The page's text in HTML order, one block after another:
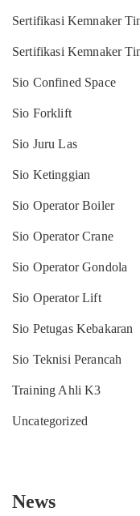
Sertifikasi Kemnaker
Sertifikasi Kemnaker
Sio Confined Space
Sio Forklift
Sio Juru Las
Sio Ketinggian
Sio Operator Boiler
Sio Operator Crane
Sio Operator Gondola
Sio Operator Lift
Sio Petugas Kebakaran
Sio Teknisi Perancah
Training Ahli K3
Uncategorized
News